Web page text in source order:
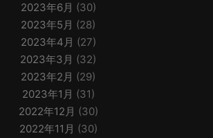
2023年6月 (30)
2023年5月 (28)
2023年4月 (27)
2023年3月 (32)
2023年2月 (29)
2023年1月 (31)
2022年12月 (30)
2022年11月 (30)